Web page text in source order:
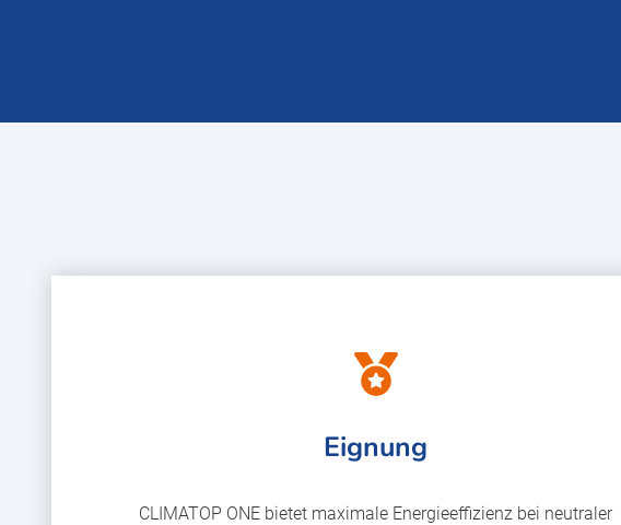
Eignung
CLIMATOP ONE bietet maximale Energieeffizienz bei neutraler